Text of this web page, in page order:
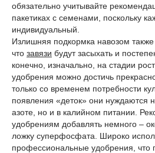
обязательно учитывайте
пакетиках с семенами, поскольку
индивидуальный.
Излишняя подкормка навозом также
что завязи будут засыхать и
конечно, изначально, на стадии
удобрения можно достичь
только со временем потребности
появления «деток» они нуждаются
азоте, но и в калийном питании.
удобрениям добавлять немного –
ложку суперфосфата. Широко
профессиональные удобрения, что